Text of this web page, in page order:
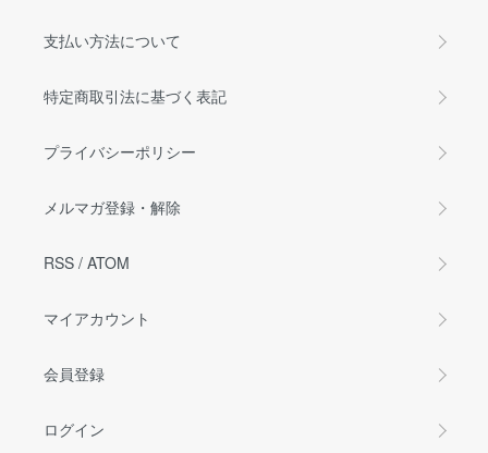
支払い方法について
特定商取引法に基づく表記
プライバシーポリシー
メルマガ登録・解除
RSS / ATOM
マイアカウント
会員登録
ログイン